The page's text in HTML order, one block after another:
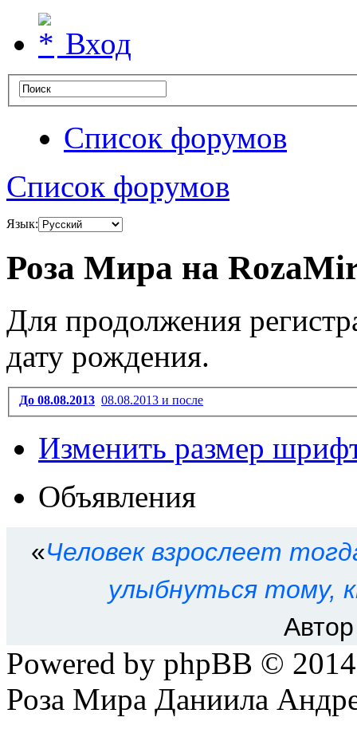
Вход
Список форумов
Список форумов
Язык:
Роза Мира на
Для продолжения
дату рождения.
До 08.08.2013 08.08.2013 и после
Изменить размер
Объявления
«Человек взрослеет
улыбнуться тому,
Powered by phpBB ©
Роза Мира Даниила